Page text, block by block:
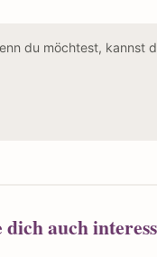
du möchtest, kannst
dich auch